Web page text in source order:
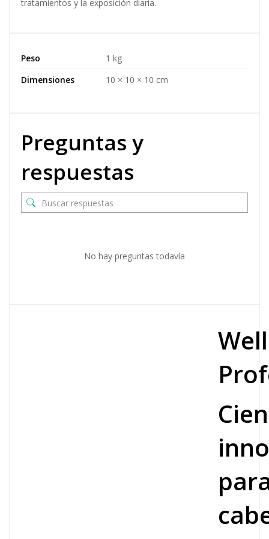
tratamientos y la exposición diaria.
Peso
1 kg
Dimensiones
10 × 10 × 10 cm
Preguntas y
respuestas
No hay preguntas todavía